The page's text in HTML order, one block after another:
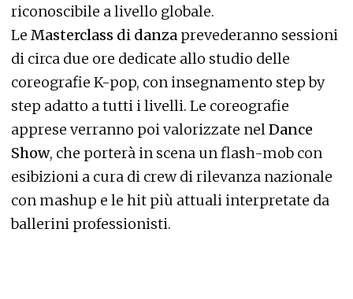
riconoscibile a livello globale.
Le Masterclass di danza prevederanno sessioni
di circa due ore dedicate allo studio delle
coreografie K-pop, con insegnamento step by
step adatto a tutti i livelli. Le coreografie
apprese verranno poi valorizzate nelDance
Show, che porterà in scena un flash-mob con
esibizioni a cura di crew di rilevanza nazionale
con mashup e le hit più attuali interpretate da
ballerini professionisti.